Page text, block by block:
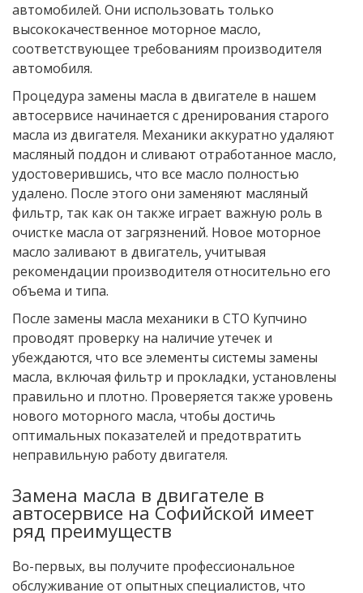
автомобилей. Они использовать только
высококачественное моторное масло,
соответствующее требованиям производителя
автомобиля.
Процедура замены масла в двигателе в нашем
автосервисе начинается с дренирования старого
масла из двигателя. Механики аккуратно удаляют
масляный поддон и сливают отработанное масло,
удостоверившись, что все масло полностью
удалено. После этого они заменяют масляный
фильтр, так как он также играет важную роль в
очистке масла от загрязнений. Новое моторное
масло заливают в двигатель, учитывая
рекомендации производителя относительно его
объема и типа.
После замены масла механики в СТО Купчино
проводят проверку на наличие утечек и
убеждаются, что все элементы системы замены
масла, включая фильтр и прокладки, установлены
правильно и плотно. Проверяется также уровень
нового моторного масла, чтобы достичь
оптимальных показателей и предотвратить
неправильную работу двигателя.
Замена масла в двигателе в
автосервисе на Софийской имеет
ряд преимуществ
Во-первых, вы получите профессиональное
обслуживание от опытных специалистов, что